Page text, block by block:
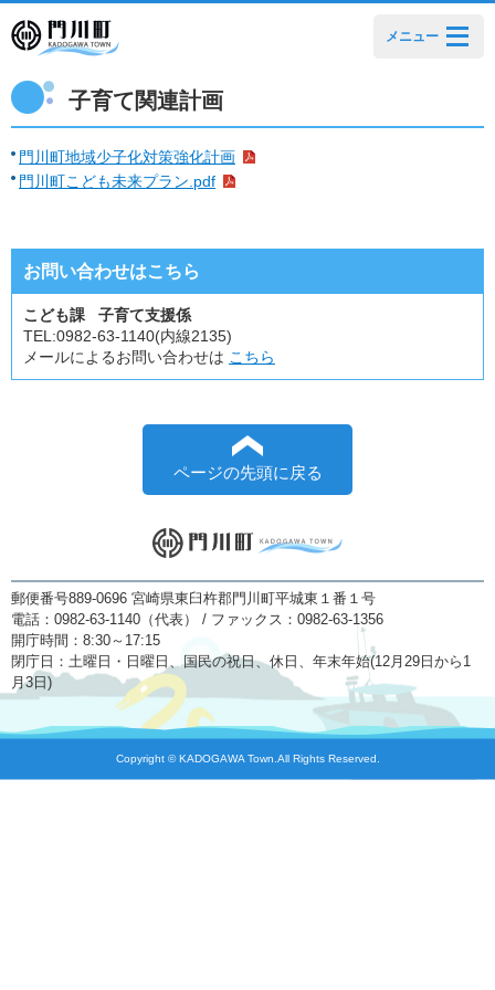
メニュー
子育て関連計画
門川町地域少子化対策強化計画
門川町こども未来プラン.pdf
お問い合わせはこちら
こども課 子育て支援係
TEL:0982-63-1140(内線2135)
メールによるお問い合わせは こちら
ページの先頭に戻る
郵便番号889-0696 宮崎県東臼杵郡門川町平城東１番１号
電話：0982-63-1140（代表） / ファックス：0982-63-1356
開庁時間：8:30～17:15
閉庁日：土曜日・日曜日、国民の祝日、休日、年末年始(12月29日から1
月3日)
Copyright © KADOGAWA Town.All Rights Reserved.